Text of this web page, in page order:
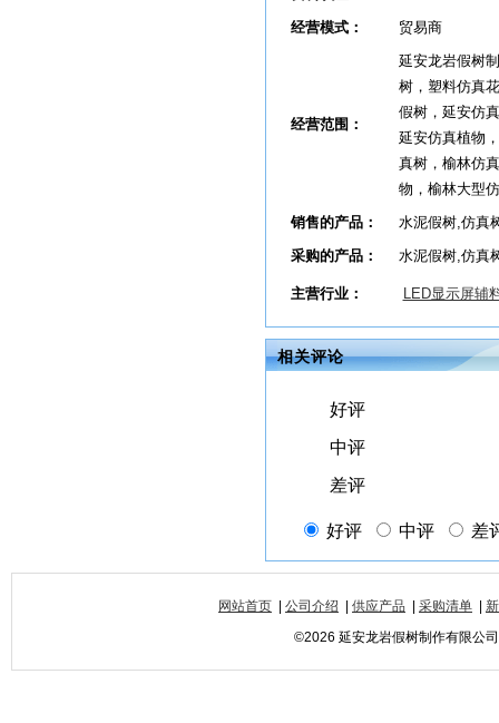
经营模式：
贸易商
经营范围：
延安龙岩假树
树，塑料仿真
假树，延安仿
延安仿真植物
真树，榆林仿
物，榆林大型
销售的产品：
水泥假树,仿真
采购的产品：
水泥假树,仿真
主营行业： LED显示屏辅
相关评论
网站首页 公司介绍 供应产品 采购清单
©2026 延安龙岩假树制作有限公